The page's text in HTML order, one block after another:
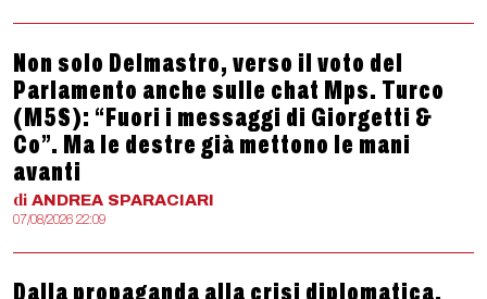
Non solo Delmastro, verso il voto del
Parlamento anche sulle chat Mps. Turco
(M5S): “Fuori i messaggi di Giorgetti &
Co”. Ma le destre già mettono le mani
avanti
di ANDREA SPARACIARI
07/08/2026 22:09
Dalla propaganda alla crisi diplomatica,